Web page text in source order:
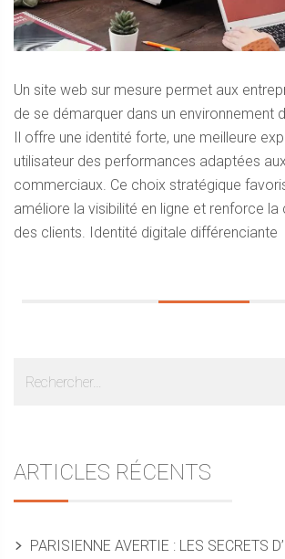
Un site web sur mesure permet aux
de se démarquer dans un environnement
Il offre une identité forte, une meilleure
utilisateur des performances adaptées
commerciaux. Ce choix stratégique
améliore la visibilité en ligne et renforce la
des clients. Identité digitale différenciante
Sidebar
ARTICLES RÉCENTS
PARISIENNE AVERTIE : LES SECRETS